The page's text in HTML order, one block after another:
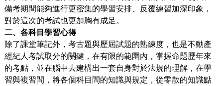
備考期間能夠進行更密集的學習安排、反覆練習加深印象，
對於這次的考試也更加胸有成足。
二、各科目學習心得
除了課堂筆記外，考古題與歷屆試題的熟練度，也是不動產
經紀人考試取分的關鍵，在有限的範圍內，掌握命題歷年來
的考點，並在腦中去建構出一套自身對於法規的理解，在學
習與複習間，將各個科目間的知識與規定，從零散的知識點